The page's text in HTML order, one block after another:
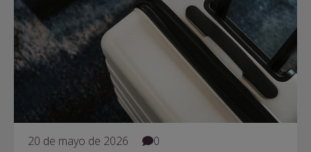
20 de mayo de 2026 0